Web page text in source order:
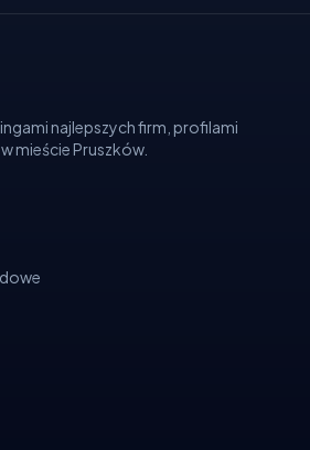
najlepszych firm, profilami
mieście Pruszków.